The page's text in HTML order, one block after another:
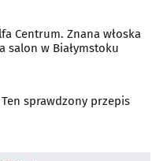
Centrum. Znana włoska
salon w Białymstoku
sprawdzony przepis